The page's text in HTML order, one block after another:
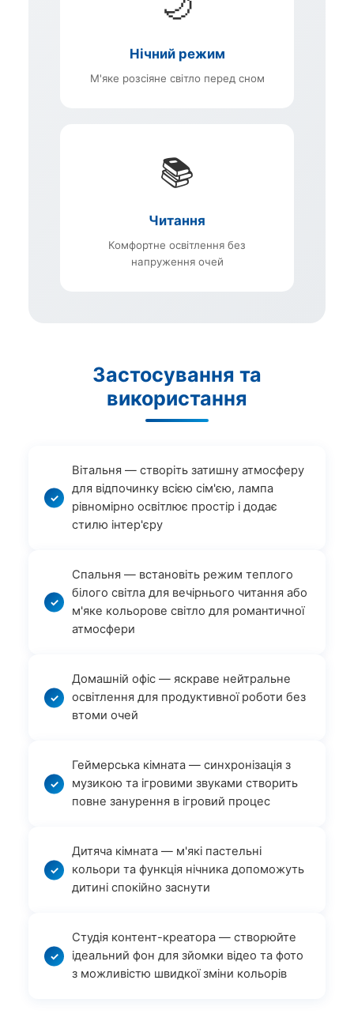
Нічний режим
М'яке розсіяне світло перед сном
📚
Читання
Комфортне освітлення без
напруження очей
Застосування та
використання
Вітальня — створіть затишну атмосферу
для відпочинку всією сім'єю, лампа
рівномірно освітлює простір і додає
стилю інтер'єру
Спальня — встановіть режим теплого
білого світла для вечірнього читання або
м'яке кольорове світло для романтичної
атмосфери
Домашній офіс — яскраве нейтральне
освітлення для продуктивної роботи без
втоми очей
Геймерська кімната — синхронізація з
музикою та ігровими звуками створить
повне занурення в ігровий процес
Дитяча кімната — м'які пастельні
кольори та функція нічника допоможуть
дитині спокійно заснути
Студія контент-креатора — створюйте
ідеальний фон для зйомки відео та фото
з можливістю швидкої зміни кольорів